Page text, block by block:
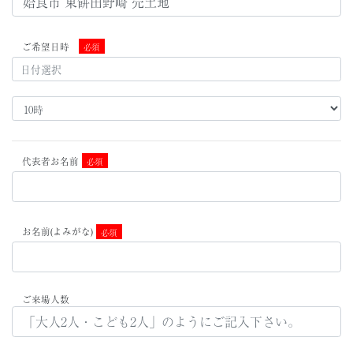
ご希望日時 必須
代表者お名前 必須
お名前(よみがな) 必須
ご来場人数